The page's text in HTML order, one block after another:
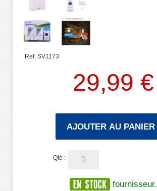
Ref. SV1173
29,99 €
AJOUTER AU PANIER
Qté :
fournisseur.